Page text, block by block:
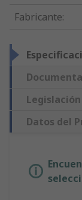
Fabricante:
Datos del